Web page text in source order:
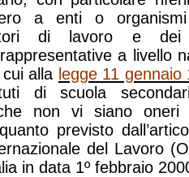
a enti o
di lavoro e dei
a livello
alla legge 11
di scuola
non vi siano
previsto
del Lavoro
in data 1º febbraio